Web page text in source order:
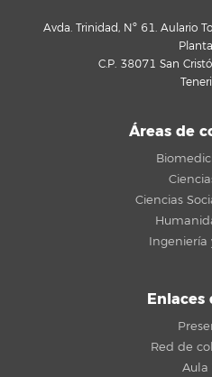
Avda. Trinidad, Nº 61. Aulario
C.P. 38071 San
Áreas de
Ciencias
Ingeniería
Enlaces
Red de
Aula